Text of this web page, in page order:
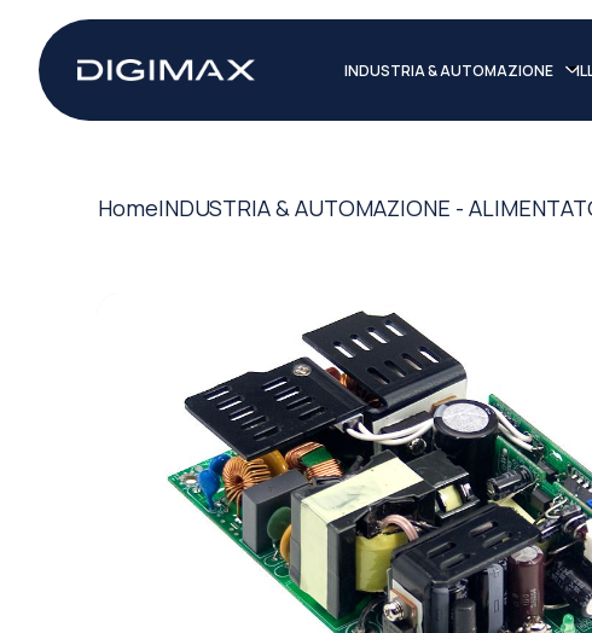
INDUSTRIA & AUTOMAZIONE
HomeINDUSTRIA & AUTOMAZIONE -